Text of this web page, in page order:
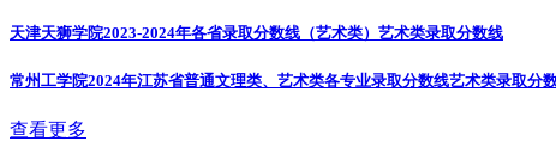
天津天狮学院2023-2024年各省录取分数线（艺术类） 艺术类录取分数线
常州工学院2024年江苏省普通文理类、艺术类各专业录取分数线艺术类录取分
查看更多